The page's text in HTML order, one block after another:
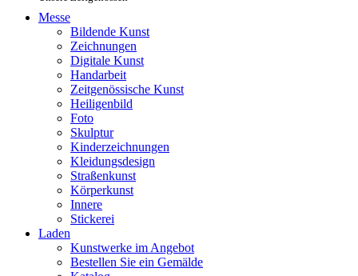
Messe
Bildende Kunst
Zeichnungen
Digitale Kunst
Handarbeit
Zeitgenössische Kunst
Heiligenbild
Foto
Skulptur
Kinderzeichnungen
Kleidungsdesign
Straßenkunst
Körperkunst
Innere
Stickerei
Laden
Kunstwerke im Angebot
Bestellen Sie ein Gemälde